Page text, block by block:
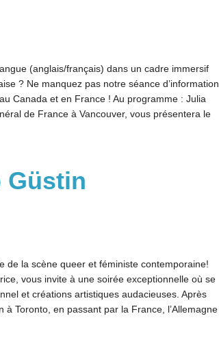
(anglais/français) dans un cadre immersif
? Ne manquez pas notre séance d’information
Canada et en France ! Au programme : Julia
de France à Vancouver, vous présentera le
Güstin
de la scène queer et féministe contemporaine!
vous invite à une soirée exceptionnelle où se
et créations artistiques audacieuses. Après
à Toronto, en passant par la France, l’Allemagne